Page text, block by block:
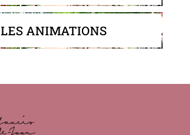
LES ANIMATIONS